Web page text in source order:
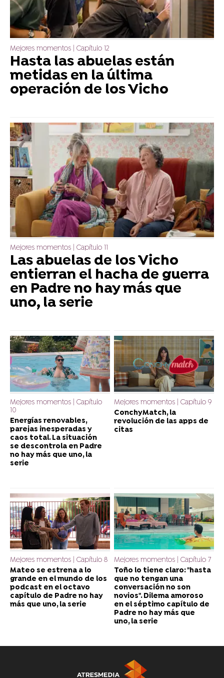
Mejores momentos | Capítulo 12
Hasta las abuelas están
metidas en la última
operación de los Vicho
Mejores momentos | Capítulo 11
Las abuelas de los Vicho
entierran el hacha de guerra
en Padre no hay más que
uno, la serie
Mejores momentos | Capítulo
10
Energías renovables,
parejas inesperadas y
caos total. La situación
se descontrola en Padre
no hay más que uno, la
serie
Mejores momentos | Capítulo 9
ConchyMatch, la
revolución de las apps de
citas
Mejores momentos | Capítulo 8
Mateo se estrena a lo
grande en el mundo de los
podcast en el octavo
capítulo de Padre no hay
más que uno, la serie
Mejores momentos | Capítulo 7
Toño lo tiene claro: "hasta
que no tengan una
conversación no son
novios". Dilema amoroso
en el séptimo capítulo de
Padre no hay más que
uno, la serie